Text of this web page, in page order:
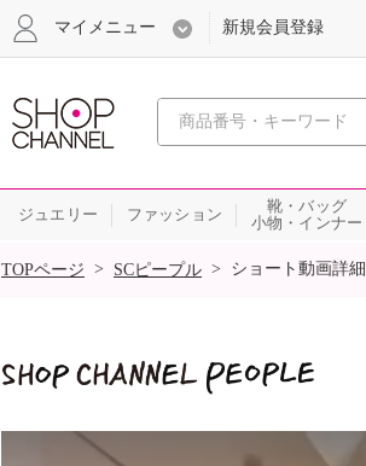
心おどる、瞬間
マイメニュー 新規会員登録
ジュエリー ファッション
靴・バッグ
小物・インナー
SALE
TOPページ > SCピープル > ショート動画詳細